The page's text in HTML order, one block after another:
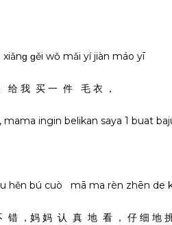
ɡěi wǒ mǎi yí jiàn máo yī
我 买 一 件 毛 衣 ，
ingin belikan saya 1 buat
hěn bú cuò mā ma rèn zhēn de
，妈 妈 认 真 地 看 ， 仔 细 地